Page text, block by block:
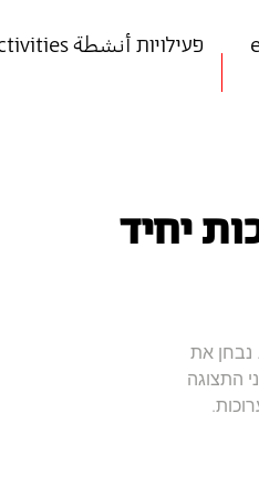
activities פעילויות أنشطة
יחיד
נבחן את
התצוגה